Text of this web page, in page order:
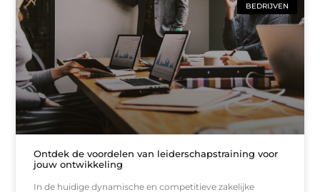
BEDRIJVEN
Ontdek de voordelen van leiderschapstraining voor
jouw ontwikkeling
In de huidige dynamische en competitieve zakelijke